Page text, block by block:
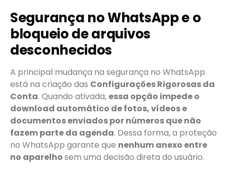
Segurança no WhatsApp e o
bloqueio de arquivos
desconhecidos
A principal mudança na segurança no WhatsApp
está na criação das Configurações Rigorosas da
Conta. Quando ativada, essa opção impede o
download automático de fotos, vídeos e
documentos enviados por números que não
fazem parte da agenda. Dessa forma, a proteção
no WhatsApp garante que nenhum anexo entre
no aparelhosem uma decisão direta do usuário.